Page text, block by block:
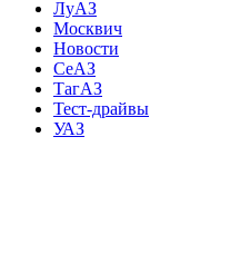
ЛуАЗ
Москвич
Новости
СеАЗ
ТагАЗ
Тест-драйвы
УАЗ